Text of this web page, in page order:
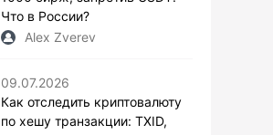
Что в России?
Alex Zverev
09.07.2026
Как отследить криптовалюту
по хешу транзакции: TXID,